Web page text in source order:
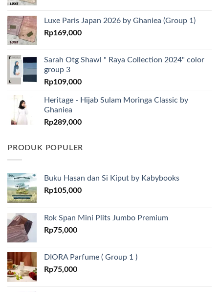
Luxe Paris Japan 2026 by Ghaniea (Group 1)
Rp169,000
Sarah Otg Shawl " Raya Collection 2024" color
group 3
Rp109,000
Heritage - Hijab Sulam Moringa Classic by
Ghaniea
Rp289,000
PRODUK POPULER
Buku Hasan dan Si Kiput by Kabybooks
Rp105,000
Rok Span Mini Plits Jumbo Premium
Rp75,000
DIORA Parfume ( Group 1 )
Rp75,000